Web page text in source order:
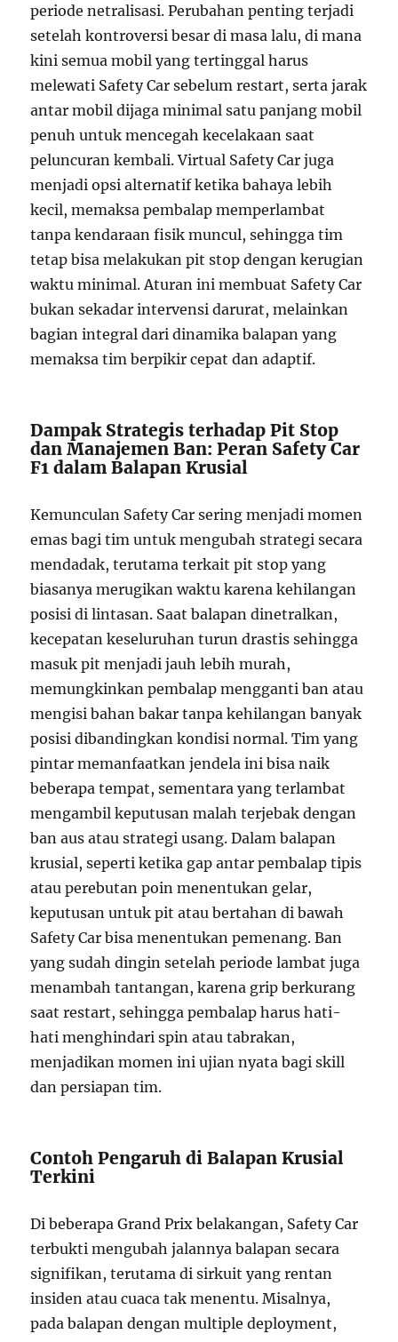
periode netralisasi. Perubahan penting terjadi
setelah kontroversi besar di masa lalu, di mana
kini semua mobil yang tertinggal harus
melewati Safety Car sebelum restart, serta jarak
antar mobil dijaga minimal satu panjang mobil
penuh untuk mencegah kecelakaan saat
peluncuran kembali. Virtual Safety Car juga
menjadi opsi alternatif ketika bahaya lebih
kecil, memaksa pembalap memperlambat
tanpa kendaraan fisik muncul, sehingga tim
tetap bisa melakukan pit stop dengan kerugian
waktu minimal. Aturan ini membuat Safety Car
bukan sekadar intervensi darurat, melainkan
bagian integral dari dinamika balapan yang
memaksa tim berpikir cepat dan adaptif.
Dampak Strategis terhadap Pit Stop
dan Manajemen Ban: Peran Safety Car
F1 dalam Balapan Krusial
Kemunculan Safety Car sering menjadi momen
emas bagi tim untuk mengubah strategi secara
mendadak, terutama terkait pit stop yang
biasanya merugikan waktu karena kehilangan
posisi di lintasan. Saat balapan dinetralkan,
kecepatan keseluruhan turun drastis sehingga
masuk pit menjadi jauh lebih murah,
memungkinkan pembalap mengganti ban atau
mengisi bahan bakar tanpa kehilangan banyak
posisi dibandingkan kondisi normal. Tim yang
pintar memanfaatkan jendela ini bisa naik
beberapa tempat, sementara yang terlambat
mengambil keputusan malah terjebak dengan
ban aus atau strategi usang. Dalam balapan
krusial, seperti ketika gap antar pembalap tipis
atau perebutan poin menentukan gelar,
keputusan untuk pit atau bertahan di bawah
Safety Car bisa menentukan pemenang. Ban
yang sudah dingin setelah periode lambat juga
menambah tantangan, karena grip berkurang
saat restart, sehingga pembalap harus hati-
hati menghindari spin atau tabrakan,
menjadikan momen ini ujian nyata bagi skill
dan persiapan tim.
Contoh Pengaruh di Balapan Krusial
Terkini
Di beberapa Grand Prix belakangan, Safety Car
terbukti mengubah jalannya balapan secara
signifikan, terutama di sirkuit yang rentan
insiden atau cuaca tak menentu. Misalnya,
pada balapan dengan multiple deployment,